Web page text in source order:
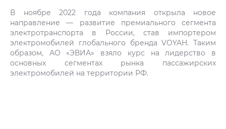
В ноябре 2022 года компания открыла новое
направление — развитие премиального сегмента
электротранспорта в России, став импортером
электромобилей глобального бренда VOYAH. Таким
образом, АО «ЭВИА» взяло курс на лидерство в
основных сегментах рынка пассажирских
электромобилей на территории РФ.